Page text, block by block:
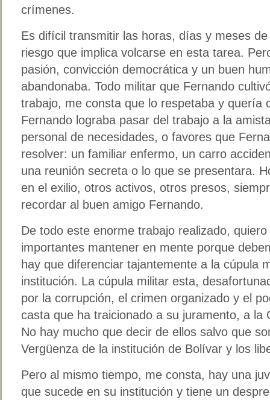
crímenes.
Es difícil transmitir las horas, días y meses
riesgo que implica volcarse en esta tarea.
pasión, convicción democrática y un buen
abandonaba. Todo militar que Fernando
trabajo, me consta que lo respetaba y quería
Fernando lograba pasar del trabajo a la
personal de necesidades, o favores que
resolver: un familiar enfermo, un carro
una reunión secreta o lo que se presentara.
en el exilio, otros activos, otros presos,
recordar al buen amigo Fernando.
De todo este enorme trabajo realizado,
importantes mantener en mente porque
hay que diferenciar tajantemente a la cúpula
institución. La cúpula militar esta,
por la corrupción, el crimen organizado y el
casta que ha traicionado a su juramento, a la
No hay mucho que decir de ellos salvo que
Vergüenza de la institución de Bolívar y los
Pero al mismo tiempo, me consta, hay una
que sucede en su institución y tiene un